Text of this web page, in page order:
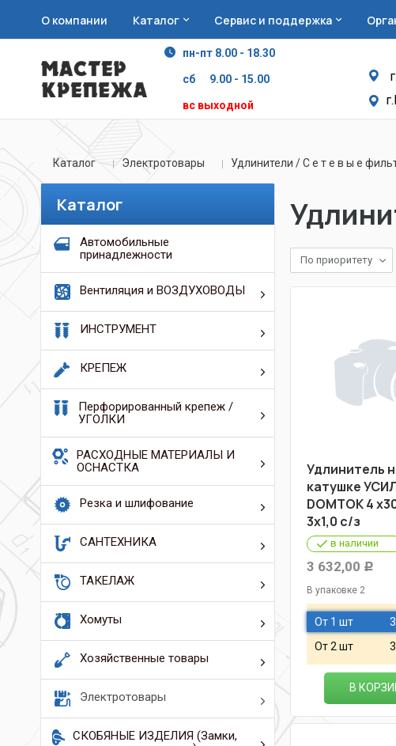
О компании Каталог Сервис и поддержка
пн-пт 8.00 - 18.30
сб 9.00 - 15.00
вс выходной
Каталог Электротовары Удлинители / С е т е в ы е
Каталог
Автомобильные
принадлежности
Вентиляция и ВОЗДУХОВОДЫ
ИНСТРУМЕНТ
КРЕПЕЖ
Перфорированный крепеж /
УГОЛКИ
РАСХОДНЫЕ МАТЕРИАЛЫ И
ОСНАСТКА
Резка и шлифование
САНТЕХНИКА
ТАКЕЛАЖ
Хомуты
Хозяйственные товары
Электротовары
СКОБЯНЫЕ ИЗДЕЛИЯ (Замки,
По приоритету
Удлинитель
катушке
DOMTOK 4
3х1,0 c/з
в наличии
3 632,00 Р
В упаковке 2
От 1 шт
От 2 шт
В